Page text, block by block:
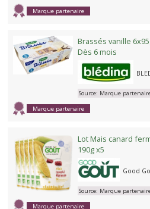
Marque partenaire
Brassés vanille
Dès 6 mois
Marque partenaire
Source: Marque
Lot Mais canard
190g x5
Good
Marque partenaire
Source: Marque